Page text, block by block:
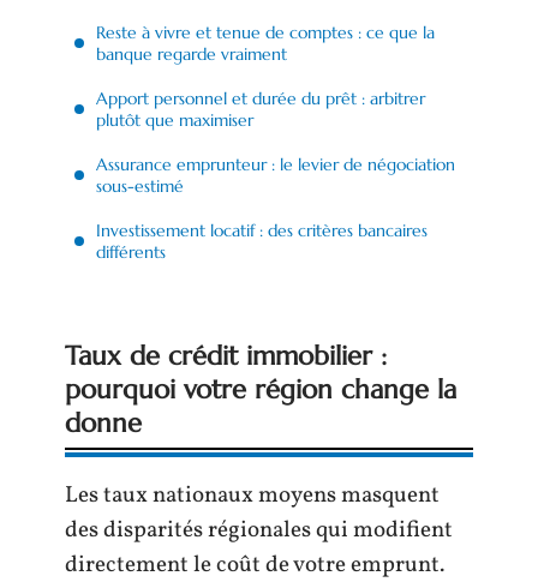
Reste à vivre et tenue de comptes : ce que la
banque regarde vraiment
Apport personnel et durée du prêt : arbitrer
plutôt que maximiser
Assurance emprunteur : le levier de négociation
sous-estimé
Investissement locatif : des critères bancaires
différents
Taux de crédit immobilier :
pourquoi votre région change la
donne
Les taux nationaux moyens masquent
des disparités régionales qui modifient
directement le coût de votre emprunt.